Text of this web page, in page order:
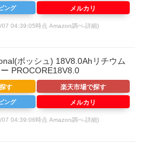
04:39:05時点 Amazon調べ-詳細)
ング メルカリ
ボッシュ) 18V8.0Ahリチウム
PROCORE18V8.0
04:39:06時点 Amazon調べ-詳細)
す 楽天市場で探す
ング メルカリ